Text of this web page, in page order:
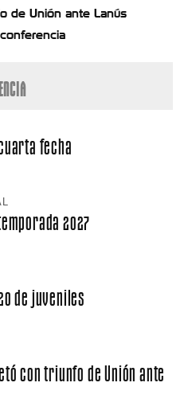
de Unión ante Lanús
fecha
2027
de juveniles
con triunfo de Unión ante